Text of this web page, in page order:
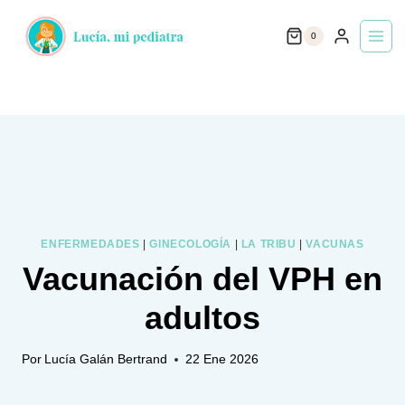
0
ENFERMEDADES |GINECOLOGÍA LA TRIBU |VACUNAS
Vacunación del VPH en
adultos
Por Lucía Galán Bertrand 22 Ene 2026